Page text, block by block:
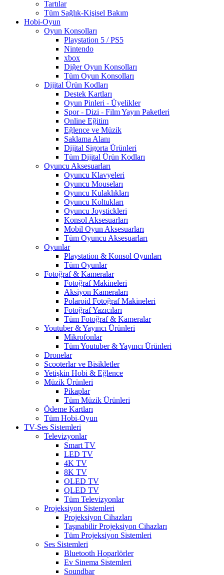
Tartılar
Tüm Sağlık-Kişisel Bakım
Hobi-Oyun
Oyun Konsolları
Playstation 5 / PS5
Nintendo
xbox
Diğer Oyun Konsolları
Tüm Oyun Konsolları
Dijital Ürün Kodları
Destek Kartları
Oyun Pinleri - Üyelikler
Spor - Dizi - Film Yayın Paketleri
Online Eğitim
Eğlence ve Müzik
Saklama Alanı
Dijital Sigorta Ürünleri
Tüm Dijital Ürün Kodları
Oyuncu Aksesuarları
Oyuncu Klavyeleri
Oyuncu Mouseları
Oyuncu Kulaklıkları
Oyuncu Koltukları
Oyuncu Joystickleri
Konsol Aksesuarları
Mobil Oyun Aksesuarları
Tüm Oyuncu Aksesuarları
Oyunlar
Playstation & Konsol Oyunları
Tüm Oyunlar
Fotoğraf & Kameralar
Fotoğraf Makineleri
Aksiyon Kameraları
Polaroid Fotoğraf Makineleri
Fotoğraf Yazıcıları
Tüm Fotoğraf & Kameralar
Youtuber & Yayıncı Ürünleri
Mikrofonlar
Tüm Youtuber & Yayıncı Ürünleri
Dronelar
Scooterlar ve Bisikletler
Yetişkin Hobi & Eğlence
Müzik Ürünleri
Pikaplar
Tüm Müzik Ürünleri
Ödeme Kartları
Tüm Hobi-Oyun
TV-Ses Sistemleri
Televizyonlar
Smart TV
LED TV
4K TV
8K TV
OLED TV
QLED TV
Tüm Televizyonlar
Projeksiyon Sistemleri
Projeksiyon Cihazları
Taşınabilir Projeksiyon Cihazları
Tüm Projeksiyon Sistemleri
Ses Sistemleri
Bluetooth Hoparlörler
Ev Sinema Sistemleri
Soundbar